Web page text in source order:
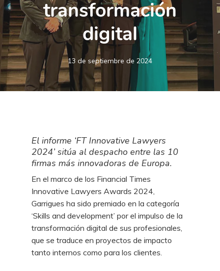
transformación
digital
13 de septiembre de 2024
El informe ‘FT Innovative Lawyers
2024’ sitúa al despacho entre las 10
firmas más innovadoras de Europa.
En el marco de los Financial Times
Innovative Lawyers Awards 2024,
Garrigues ha sido premiado en la categoría
‘Skills and development’ por el impulso de la
transformación digital de sus profesionales,
que se traduce en proyectos de impacto
tanto internos como para los clientes.